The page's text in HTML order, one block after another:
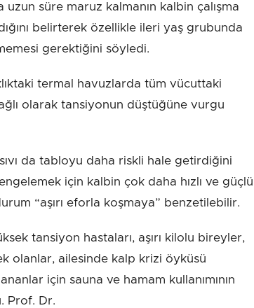
uzun süre maruz kalmanın kalbin çalışma
belirterek özellikle ileri yaş grubunda
gerektiğini söyledi.
termal havuzlarda tüm vücuttaki
olarak tansiyonun düştüğüne vurgu
da tabloyu daha riskli hale getirdiğini
için kalbin çok daha hızlı ve güçlü
“aşırı eforla koşmaya” benzetilebilir.
tansiyon hastaları, aşırı kilolu bireyler,
olanlar, ailesinde kalp krizi öyküsü
için sauna ve hamam kullanımının
Prof. Dr.